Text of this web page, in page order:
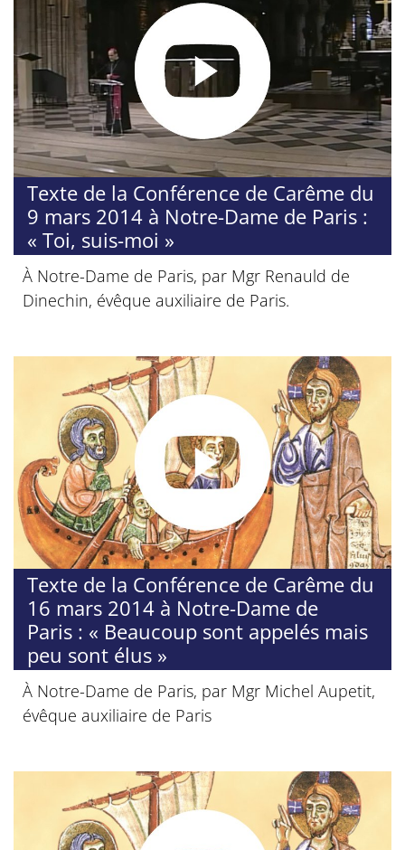
Texte de la Conférence de Carême du
9 mars 2014 à Notre-Dame de Paris :
« Toi, suis-moi »
À Notre-Dame de Paris, par Mgr Renauld de
Dinechin, évêque auxiliaire de Paris.
Texte de la Conférence de Carême du
16 mars 2014 à Notre-Dame de
Paris : « Beaucoup sont appelés mais
peu sont élus »
À Notre-Dame de Paris, par Mgr Michel Aupetit,
évêque auxiliaire de Paris